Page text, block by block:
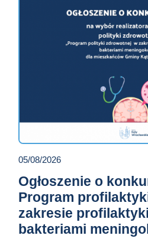
05/08/2026
Ogłoszenie o
Program
zakresie
bakteriami